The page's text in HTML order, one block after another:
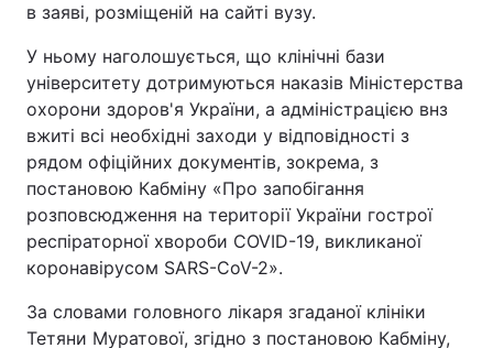
в заяві, розміщеній на сайті вузу.
У ньому наголошується, що клінічні бази
університету дотримуються наказів Міністерства
охорони здоров'я України, а адміністрацією внз
вжиті всі необхідні заходи у відповідності з
рядом офіційних документів, зокрема, з
постановою Кабміну «Про запобігання
розповсюдження на території України гострої
респіраторної хвороби COVID-19, викликаної
коронавірусом SARS-CoV-2».
За словами головного лікаря згаданої клініки
Тетяни Муратової, згідно з постановою Кабміну,